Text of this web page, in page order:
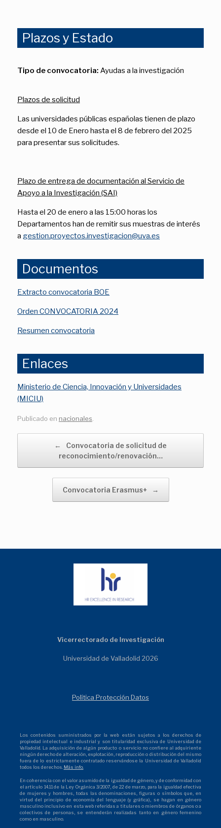
Plazos y Estado
Tipo de convocatoria: Ayudas a la investigación
Plazos de solicitud
Las universidades públicas españolas tienen de plazo
desde el 10 de Enero hasta el 8 de febrero del 2025
para presentar sus solicitudes.
Plazo de entrega de documentación al Servicio de
Apoyo a la Investigación (SAI)
Hasta el 20 de enero a las 15:00 horas los
Departamentos han de remitir sus muestras de interés
a gestion.proyectos.investigacion@uva.es
Documentos
Extracto convocatoria BOE
Orden CONVOCATORIA 2024
Resumen convocatoria
Enlaces
Ministerio de Ciencia, Innovación y Universidades
(MICIU)
Publicado en nacionales
←
Convocatoria de solicitud de
reconocimiento/renovación…
Convocatoria Erasmus+ →
Vicerrectorado de Investigación
Universidad de Valladolid 2026
Política Protección Datos
Los contenidos suministrados por la web están sujetos a los derechos de
propiedad intelectual e industrial y son titularidad exclusiva de Universidad de
Valladolid. La adquisición de algún producto o servicio no confiere al adquiriente
ningún derecho de alteración, explotación, reproducción o distribución del mismo
fuera de lo estrictamente contratado reservándose la Universidad de Valladolid
todos los derechos. Más info.
En coherencia con el valor asumido de la igualdad de género, y de conformidad con
el artículo 14.11 de la Ley Orgánica 3/2007, de 22 de marzo, para la igualdad efectiva
de mujeres y hombres, todas las denominaciones, figuras o símbolos que, en
virtud del principio de economía del lenguaje (y gráfica), se hagan en género
masculino inclusivo en esta web referidas a titulares o miembros de órganos o a
colectivos de personas, se entenderán realizadas tanto en género femenino
como en masculino.